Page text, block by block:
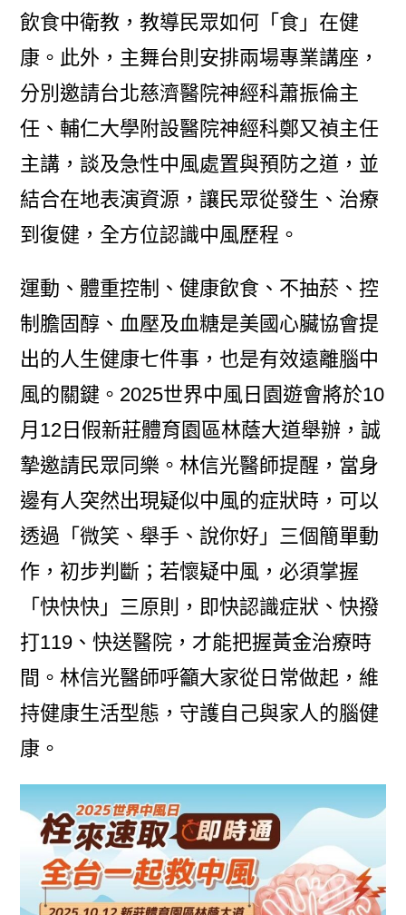
飲食中衛教，教導民眾如何「食」在健
康。此外，主舞台則安排兩場專業講座，
分別邀請台北慈濟醫院神經科蕭振倫主
任、輔仁大學附設醫院神經科鄭又禎主任
主講，談及急性中風處置與預防之道，並
結合在地表演資源，讓民眾從發生、治療
到復健，全方位認識中風歷程。
運動、體重控制、健康飲食、不抽菸、控
制膽固醇、血壓及血糖是美國心臟協會提
出的人生健康七件事，也是有效遠離腦中
風的關鍵。2025世界中風日園遊會將於10
月12日假新莊體育園區林蔭大道舉辦，誠
摯邀請民眾同樂。林信光醫師提醒，當身
邊有人突然出現疑似中風的症狀時，可以
透過「微笑、舉手、說你好」三個簡單動
作，初步判斷；若懷疑中風，必須掌握
「快快快」三原則，即快認識症狀、快撥
打119、快送醫院，才能把握黃金治療時
間。林信光醫師呼籲大家從日常做起，維
持健康生活型態，守護自己與家人的腦健
康。